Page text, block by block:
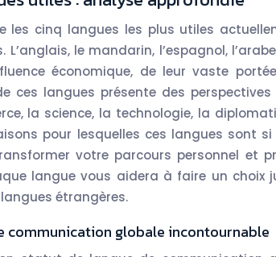
les cinq langues les plus utiles
le mandarin, l’espagnol,
économique, de leur vaste
ces langues présente des
la science, la technologie, la
pour lesquelles ces langues sont
votre parcours personnel et
langue vous aidera à faire un choix
étrangères.
communication globale incontournable